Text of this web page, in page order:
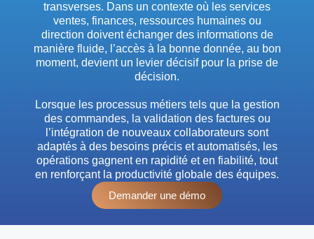
transverses. Dans un contexte où les services
ventes, finances, ressources humaines ou
direction doivent échanger des informations de
manière fluide, l’accès à la bonne donnée, au bon
moment, devient un levier décisif pour la prise de
décision.
Lorsque les processus métiers tels que la gestion
des commandes, la validation des factures ou
l’intégration de nouveaux collaborateurs sont
adaptés à des besoins précis et automatisés, les
opérations gagnent en rapidité et en fiabilité, tout
en renforçant la productivité globale des équipes.
Demander une démo